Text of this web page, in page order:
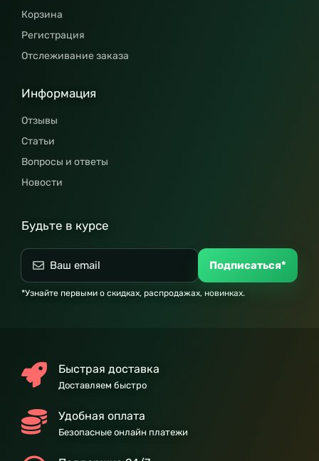
Корзина
Регистрация
Отслеживание заказа
Информация
Отзывы
Статьи
Вопросы и ответы
Новости
Будьте в курсе
Подписаться*
*Узнайте первыми о скидках, распродажах, новинках.
Быстрая доставка
Доставляем быстро
Удобная оплата
Безопасные онлайн платежи